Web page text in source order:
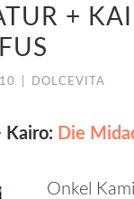
+
DOLCEVITA
Kairo: Die
Onkel